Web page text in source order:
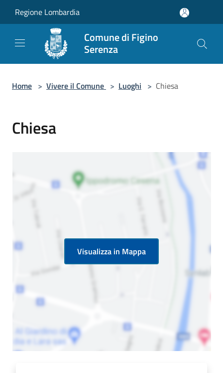
Regione Lombardia
Comune di Figino
Serenza
Home > Vivere il Comune > Luoghi > Chiesa
Chiesa
Visualizza in Mappa